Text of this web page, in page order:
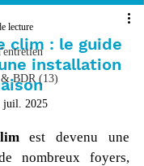
BDR (13)
clim : le guide
installation
lecture
juil. 2025
5.
est devenu une
nombreux foyers,